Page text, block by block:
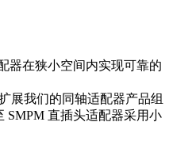
器在狭小空间内实现可靠的
展我们的同轴适配器产品组
SMPM 直插头适配器采用小